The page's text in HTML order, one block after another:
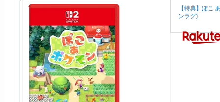
【特典】ぽこ
ンラグ)